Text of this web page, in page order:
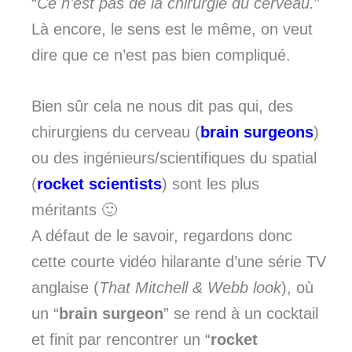
Là encore, le sens est le même, on veut
dire que ce n’est pas bien compliqué.
Bien sûr cela ne nous dit pas qui, des
chirurgiens du cerveau (brain surgeons)
ou des ingénieurs/scientifiques du spatial
(rocket scientists) sont les plus
méritants 🙂
A défaut de le savoir, regardons donc
cette courte vidéo hilarante d’une série TV
anglaise (That Mitchell & Webb look), où
un “ brain surgeon” se rend à un cocktail
et finit par rencontrer un “rocket